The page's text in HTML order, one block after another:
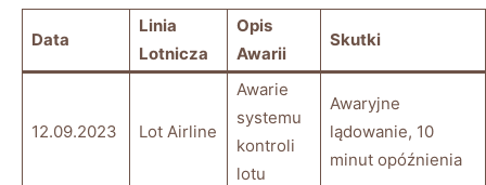
Data
Linia
⁣Lotnicza
Opis
Awarii
Skutki
12.09.2023 Lot ‌Airline
Awarie
systemu
kontroli
lotu
Awaryjne⁤
lądowanie, 10
minut opóźnienia